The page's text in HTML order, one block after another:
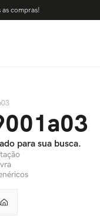
as compras!
para sua busca.